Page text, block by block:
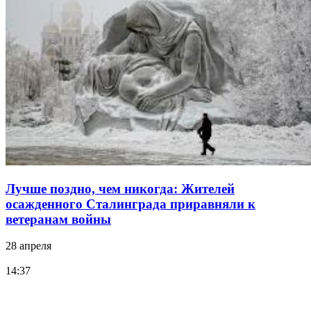
Лучше поздно, чем никогда: Жителей
осажденного Сталинграда приравняли к
ветеранам войны
28 апреля
14:37